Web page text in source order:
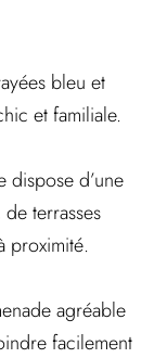
bleu et
et familiale.
dispose d’une
terrasses
proximité.
agréable
facilement